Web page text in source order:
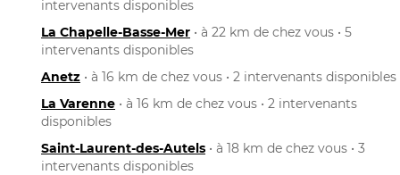
intervenants disponibles
La Chapelle-Basse-Mer • à 22 km de chez vous • 5
intervenants disponibles
Anetz • à 16 km de chez vous • 2 intervenants disponibles
La Varenne • à 16 km de chez vous • 2 intervenants
disponibles
Saint-Laurent-des-Autels • à 18 km de chez vous • 3
intervenants disponibles